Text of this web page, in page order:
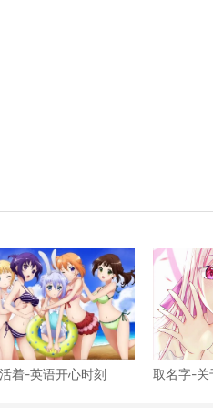
着-英语开心时刻
取名字-关